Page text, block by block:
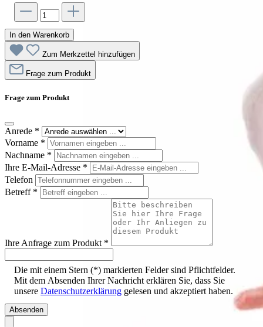
In den Warenkorb
Zum Merkzettel hinzufügen
Frage zum Produkt
Frage zum Produkt
Anrede *
Vorname *
Nachname *
Ihre E-Mail-Adresse *
Telefon
Betreff *
Ihre Anfrage zum Produkt *
Die mit einem Stern (*) markierten Felder sind Pflichtfelder.
Mit dem Absenden Ihrer Nachricht erklären Sie, dass Sie
unsere Datenschutzerklärung gelesen und akzeptiert haben.
Absenden